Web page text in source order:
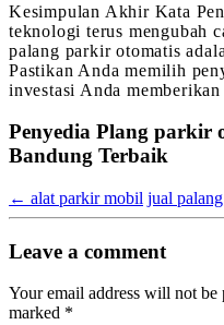
Kesimpulan Akhir Kata
teknologi terus mengubah
palang parkir otomatis
Pastikan Anda memilih
investasi Anda
Penyedia Plang parkir
Bandung Terbaik
← alat parkir mobil jual
Leave a comment
Your email address will not be
marked *